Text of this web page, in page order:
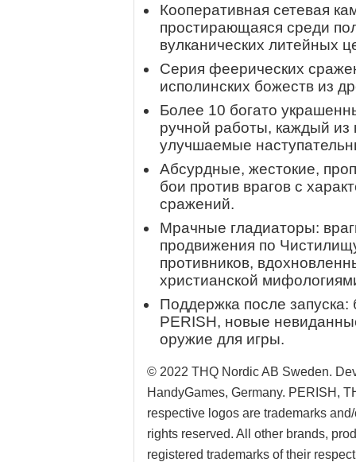
Кооперативная сетевая
простирающаяся среди
вулканических литейных
Серия феерических
исполинских божеств из
Более 10 богато
ручной работы, каждый из
улучшаемые
Абсурдные, жестокие,
бои против врагов с
сражений.
Мрачные гладиаторы:
продвижения по
противников,
христианской
Поддержка после
PERISH, новые
оружие для игры.
© 2022 THQ Nordic AB Sweden.
HandyGames, Germany. PERISH,
respective logos are trademarks
rights reserved. All other brands,
registered trademarks of their